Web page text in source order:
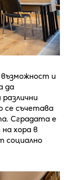
и
да
се съчетава
Сградата е
хора в
социално